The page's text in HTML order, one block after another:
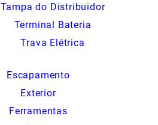
Tampa do Distribuidor
Terminal Bateria
Trava Elétrica
Escapamento
Exterior
Ferramentas